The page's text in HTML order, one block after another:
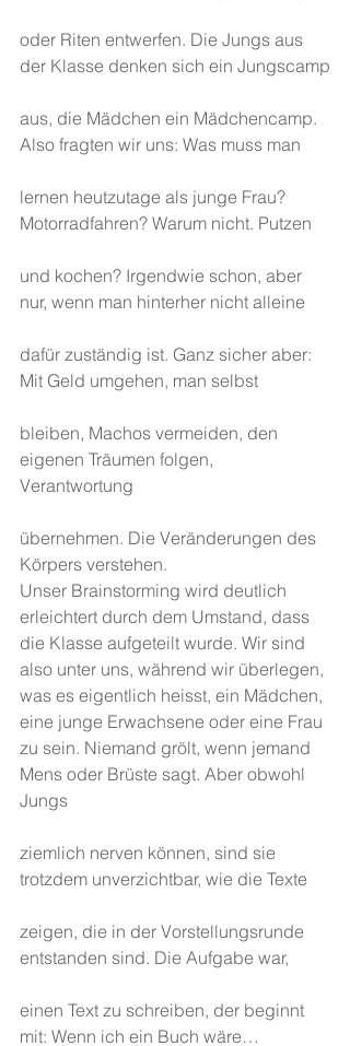
oder Riten entwerfen. Die Jungs aus
der Klasse denken sich ein Jungscamp
aus, die Mädchen ein Mädchencamp.
Also fragten wir uns: Was muss man
lernen heutzutage als junge Frau?
Motorradfahren? Warum nicht. Putzen
und kochen? Irgendwie schon, aber
nur, wenn man hinterher nicht alleine
dafür zuständig ist. Ganz sicher aber:
Mit Geld umgehen, man selbst
bleiben, Machos vermeiden, den
eigenen Träumen folgen,
Verantwortung
übernehmen. Die Veränderungen des
Körpers verstehen.
Unser Brainstorming wird deutlich
erleichtert durch dem Umstand, dass
die Klasse aufgeteilt wurde. Wir sind
also unter uns, während wir überlegen,
was es eigentlich heisst, ein Mädchen,
eine junge Erwachsene oder eine Frau
zu sein. Niemand grölt, wenn jemand
Mens oder Brüste sagt. Aber obwohl
Jungs
ziemlich nerven können, sind sie
trotzdem unverzichtbar, wie die Texte
zeigen, die in der Vorstellungsrunde
entstanden sind. Die Aufgabe war,
einen Text zu schreiben, der beginnt
mit: Wenn ich ein Buch wäre…